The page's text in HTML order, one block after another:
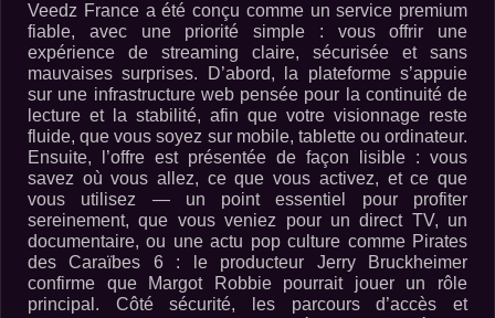
Veedz France a été conçu comme un service premium
fiable, avec une priorité simple : vous offrir une
expérience de streaming claire, sécurisée et sans
mauvaises surprises. D’abord, la plateforme s’appuie
sur une infrastructure web pensée pour la continuité de
lecture et la stabilité, afin que votre visionnage reste
fluide, que vous soyez sur mobile, tablette ou ordinateur.
Ensuite, l’offre est présentée de façon lisible : vous
savez où vous allez, ce que vous activez, et ce que
vous utilisez — un point essentiel pour profiter
sereinement, que vous veniez pour un direct TV, un
documentaire, ou une actu pop culture comme Pirates
des Caraïbes 6 : le producteur Jerry Bruckheimer
confirme que Margot Robbie pourrait jouer un rôle
principal. Côté sécurité, les parcours d’accès et